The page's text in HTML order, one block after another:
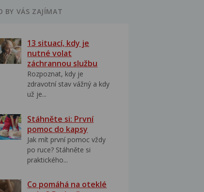
BY VÁS ZAJÍMAT
13 situací, kdy je
nutné volat
záchrannou službu
Rozpoznat, kdy je
zdravotní stav vážný a kdy
už je...
Stáhněte si: První
pomoc do kapsy
Jak mít první pomoc vždy
po ruce? Stáhněte si
praktického...
Co pomáhá na oteklé